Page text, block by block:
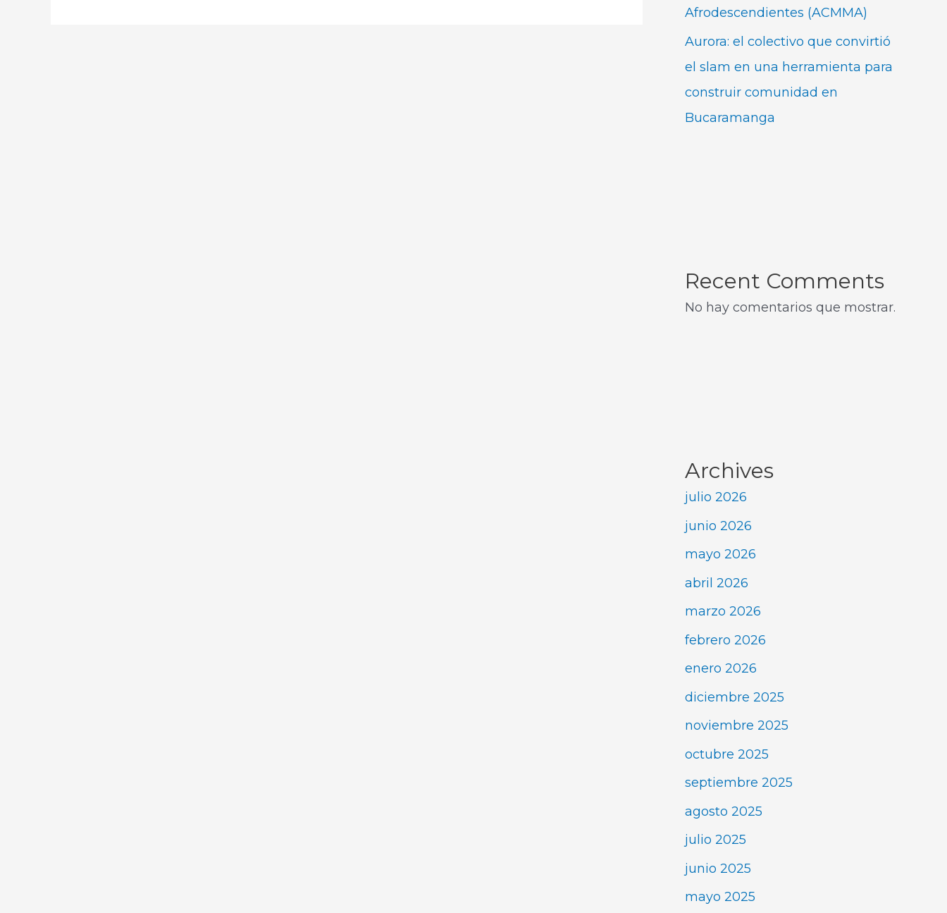
Afrodescendientes (ACMMA)
Aurora: el colectivo que convirtió
el slam en una herramienta para
construir comunidad en
Bucaramanga
Recent Comments
No hay comentarios que mostrar.
Archives
julio 2026
junio 2026
mayo 2026
abril 2026
marzo 2026
febrero 2026
enero 2026
diciembre 2025
noviembre 2025
octubre 2025
septiembre 2025
agosto 2025
julio 2025
junio 2025
mayo 2025